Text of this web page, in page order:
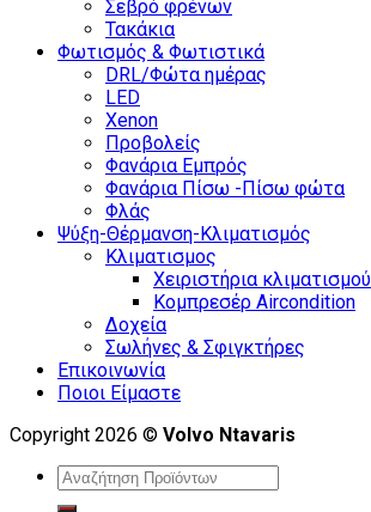
Σεβρό φρένων
Τακάκια
Φωτισμός & Φωτιστικά
DRL/Φώτα ημέρας
LED
Xenon
Προβολείς
Φανάρια Εμπρός
Φανάρια Πίσω -Πίσω φώτα
Φλάς
Ψύξη-Θέρμανση-Κλιματισμός
Κλιματισμος
Χειριστήρια κλιματισμού
Κομπρεσέρ Aircondition
Δοχεία
Σωλήνες & Σφιγκτήρες
Επικοινωνία
Ποιοι Είμαστε
Copyright 2026 © Volvo Ntavaris
Search